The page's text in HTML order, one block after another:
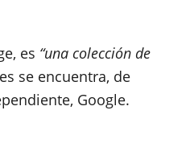
es “una colección de
se encuentra, de
Google.